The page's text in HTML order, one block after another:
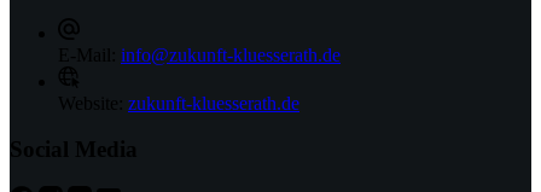
E-Mail: info@zukunft-kluesserath.de
Website: zukunft-kluesserath.de
Social Media